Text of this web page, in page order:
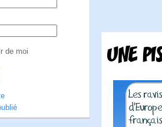
de moi UNE